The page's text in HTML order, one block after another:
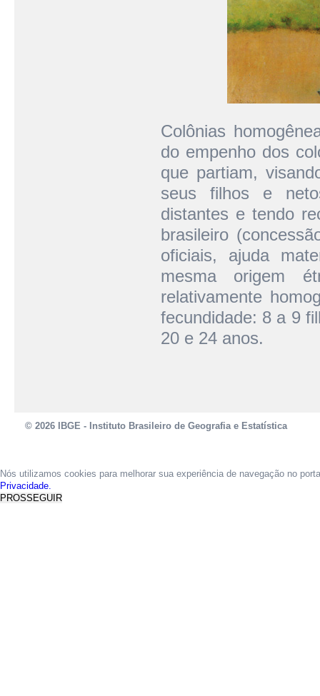
Colônias
do empenho dos
que partiam,
seus filhos e
distantes e tendo
brasileiro
oficiais, ajuda
mesma origem
relativamente
fecundidade: 8 a 9
20 e 24 anos.
© 2026 IBGE - Instituto Brasileiro de Geografia e Estatística
Nós utilizamos cookies para melhorar sua experiência de navegação no
Privacidade.
PROSSEGUIR